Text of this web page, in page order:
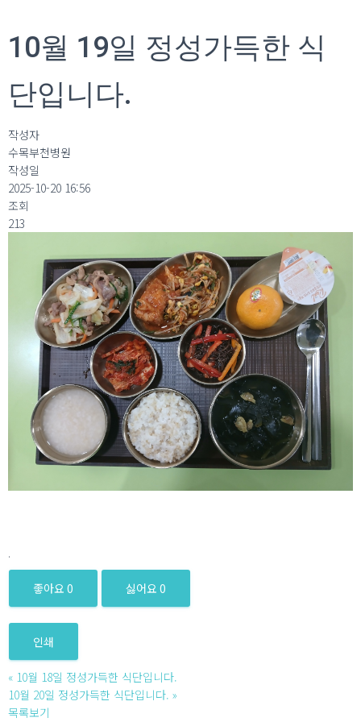
10월 19일 정성가득한 식
단입니다.
작성자
수목부천병원
작성일
2025-10-20 16:56
조회
213
.
좋아요 0 싫어요 0
인쇄
« 10월 18일 정성가득한 식단입니다.
10월 20일 정성가득한 식단입니다. »
목록보기